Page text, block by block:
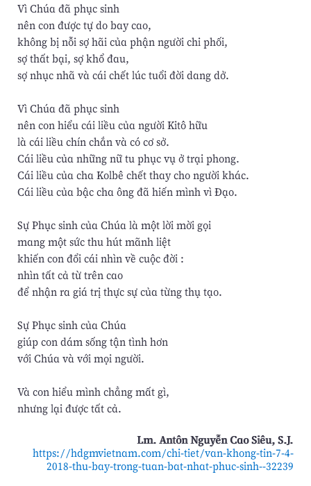
Vì Chúa đã phục sinh
nên con được tự do bay cao,
không bị nỗi sợ hãi của phận người chi phối,
sợ thất bại, sợ khổ đau,
sợ nhục nhã và cái chết lúc tuổi đời dang dở.
Vì Chúa đã phục sinh
nên con hiểu cái liều của người Kitô hữu
là cái liều chín chắn và có cơ sở.
Cái liều của những nữ tu phục vụ ở trại phong.
Cái liều của cha Kolbê chết thay cho người khác.
Cái liều của bậc cha ông đã hiến mình vì Đạo.
Sự Phục sinh của Chúa là một lời mời gọi
mang một sức thu hút mãnh liệt
khiến con đổi cái nhìn về cuộc đời :
nhìn tất cả từ trên cao
để nhận ra giá trị thực sự của từng thụ tạo.
Sự Phục sinh của Chúa
giúp con dám sống tận tình hơn
với Chúa và với mọi người.
Và con hiểu mình chẳng mất gì,
nhưng lại được tất cả.
Lm. Antôn Nguyễn Cao Siêu, S.J.
https://hdgmvietnam.com/chi-tiet/van-khong-tin-7-4-
2018-thu-bay-trong-tuan-bat-nhat-phuc-sinh--32239